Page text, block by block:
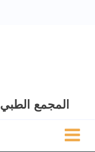
المجمع الطبي